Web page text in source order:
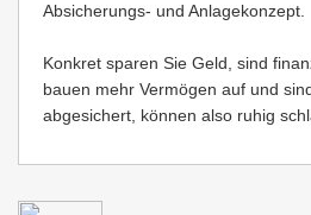
Absicherungs- und Anlagekonzept.
Konkret sparen Sie Geld, sind
bauen mehr Vermögen auf und
abgesichert, können also ruhig